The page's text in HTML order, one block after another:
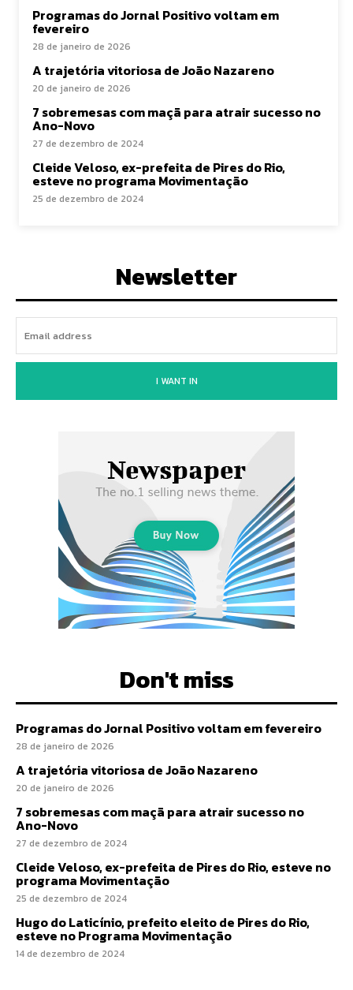
Programas do Jornal Positivo voltam em
fevereiro
28 de janeiro de 2026
A trajetória vitoriosa de João Nazareno
20 de janeiro de 2026
7 sobremesas com maçã para atrair sucesso no
Ano-Novo
27 de dezembro de 2024
Cleide Veloso, ex-prefeita de Pires do Rio,
esteve no programa Movimentação
25 de dezembro de 2024
Newsletter
I WANT IN
Don't miss
Programas do Jornal Positivo voltam em fevereiro
28 de janeiro de 2026
A trajetória vitoriosa de João Nazareno
20 de janeiro de 2026
7 sobremesas com maçã para atrair sucesso no
Ano-Novo
27 de dezembro de 2024
Cleide Veloso, ex-prefeita de Pires do Rio, esteve no
programa Movimentação
25 de dezembro de 2024
Hugo do Laticínio, prefeito eleito de Pires do Rio,
esteve no Programa Movimentação
14 de dezembro de 2024